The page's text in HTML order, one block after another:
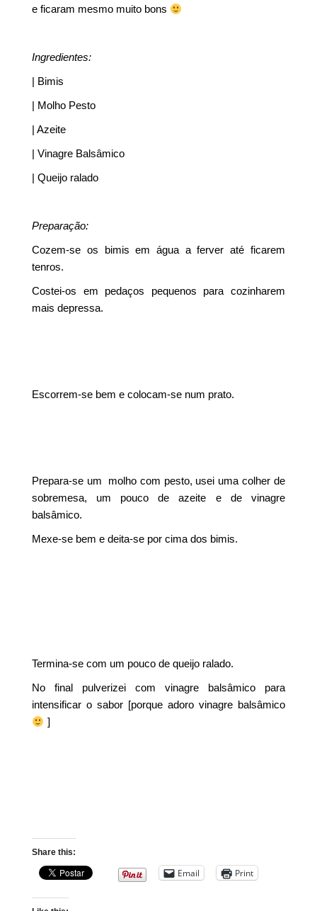
e ficaram mesmo muito bons
Ingredientes:
| Bimis
| Molho Pesto
| Azeite
| Vinagre Balsâmico
| Queijo ralado
Preparação:
Cozem-se os bimis em água a ferver até ficarem
tenros.
Costei-os em pedaços pequenos para cozinharem
mais depressa.
Escorrem-se bem e colocam-se num prato.
Prepara-se um molho com pesto, usei uma colher de
sobremesa, um pouco de azeite e de vinagre
balsâmico.
Mexe-se bem e deita-se por cima dos bimis.
Termina-se com um pouco de queijo ralado.
No final pulverizei com vinagre balsâmico para
intensificar o sabor [porque adoro vinagre balsâmico
]
Share this:
Email Print